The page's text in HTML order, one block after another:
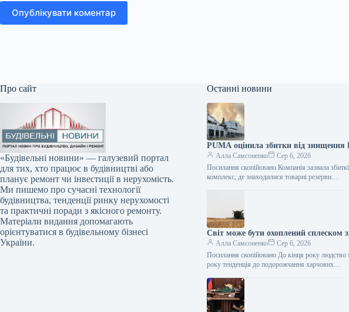
Опублікувати коментар
Про сайт
«Будівельні новини» — галузевий портал
для тих, хто працює в будівництві або
планує ремонт чи інвестиції в нерухомість.
Ми пишемо про сучасні технології
будівництва, тенденції ринку нерухомості
та практичні поради з якісного ремонту.
Матеріали видання допомагають
орієнтуватися в будівельному бізнесі
України.
Останні новини
PUMA оцінила збитки від знищення
Алла Самсоненко
Сер 6, 2026
Посилання скопійовано Компанія зазнала
комплекс, де знаходилися товарні резерви…
Світ може бути охоплений
Алла Самсоненко
Сер 6, 2026
Посилання скопійовано До кінця року людство
року тенденція до подорожчання харчових…